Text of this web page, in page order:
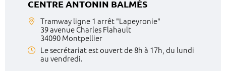
CENTRE ANTONIN BALMÈS
Tramway ligne 1 arrêt "Lapeyronie"
39 avenue Charles Flahault
34090 Montpellier
Le secrétariat est ouvert de 8h à 17h, du lundi
au vendredi.